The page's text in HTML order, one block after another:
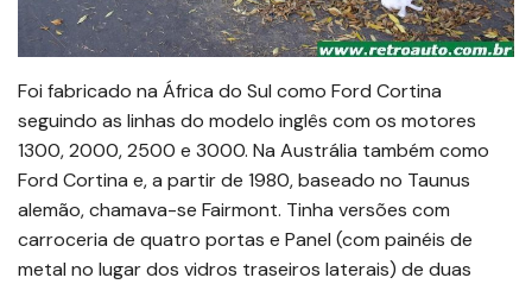
Foi fabricado na África do Sul como Ford Cortina
seguindo as linhas do modelo inglês com os motores
1300, 2000, 2500 e 3000. Na Austrália também como
Ford Cortina e, a partir de 1980, baseado no Taunus
alemão, chamava-se Fairmont. Tinha versões com
carroceria de quatro portas e Panel (com painéis de
metal no lugar dos vidros traseiros laterais) de duas